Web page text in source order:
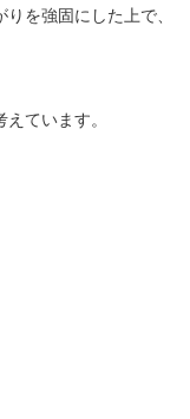
を強固にした上で、
ています。